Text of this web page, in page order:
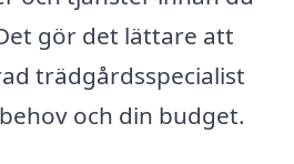
gör det lättare att
trädgårdsspecialist
och din budget.